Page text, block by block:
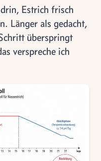
Estrich frisch
Länger als gedacht,
überspringt
verspreche ich